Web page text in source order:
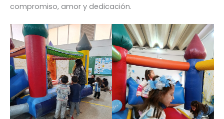
compromiso, amor y dedicación.